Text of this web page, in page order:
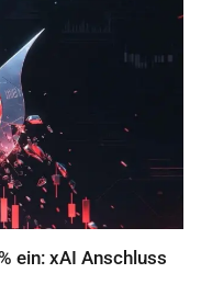
ein: xAI Anschluss